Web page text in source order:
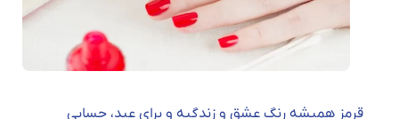
قرمز همیشه رنگ عشق و زندگیه و برای عید، حسابی